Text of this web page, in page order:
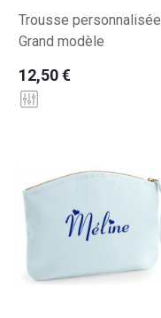
Trousse personnalisée
Grand modèle
12,50 €